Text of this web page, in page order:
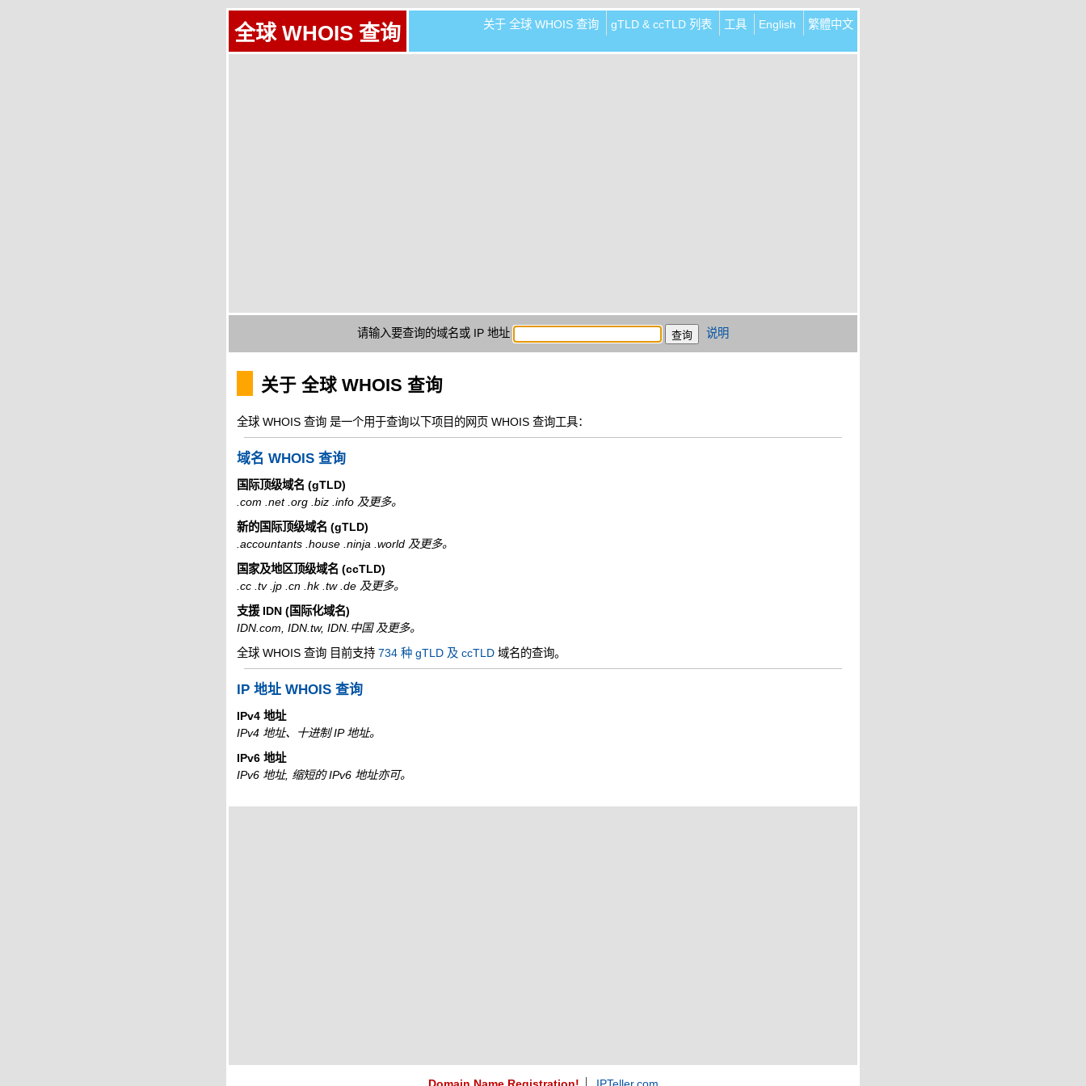
全球 WHOIS 查询 关于 全球 WHOIS 查询 gTLD & ccTLD 列表 工具 English 繁體中文
请输入要查询的域名或 IP 地址 说明
关于 全球 WHOIS 查询
全球 WHOIS 查询 是一个用于查询以下项目的网页 WHOIS 查询工具：
域名 WHOIS 查询
国际顶级域名 (gTLD)
.com .net .org .biz .info 及更多。
新的国际顶级域名 (gTLD)
.accountants .house .ninja .world 及更多。
国家及地区顶级域名 (ccTLD)
.cc .tv .jp .cn .hk .tw .de 及更多。
支援 IDN (国际化域名)
IDN.com, IDN.tw, IDN.中国 及更多。
全球 WHOIS 查询 目前支持 734 种 gTLD 及 ccTLD 域名的查询。
IP 地址 WHOIS 查询
IPv4 地址
IPv4 地址、十进制 IP 地址。
IPv6 地址
IPv6 地址, 缩短的 IPv6 地址亦可。
Domain Name Registration! IPTeller.com